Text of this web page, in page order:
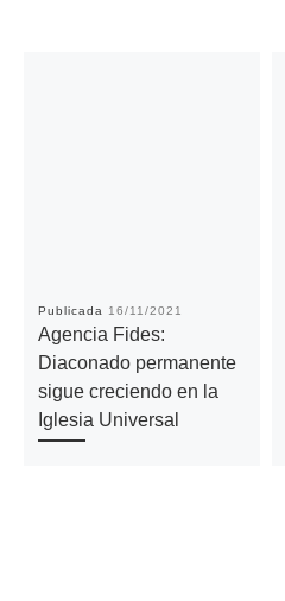
Publicada 16/11/2021
Agencia Fides:
Diaconado permanente
sigue creciendo en la
Iglesia Universal